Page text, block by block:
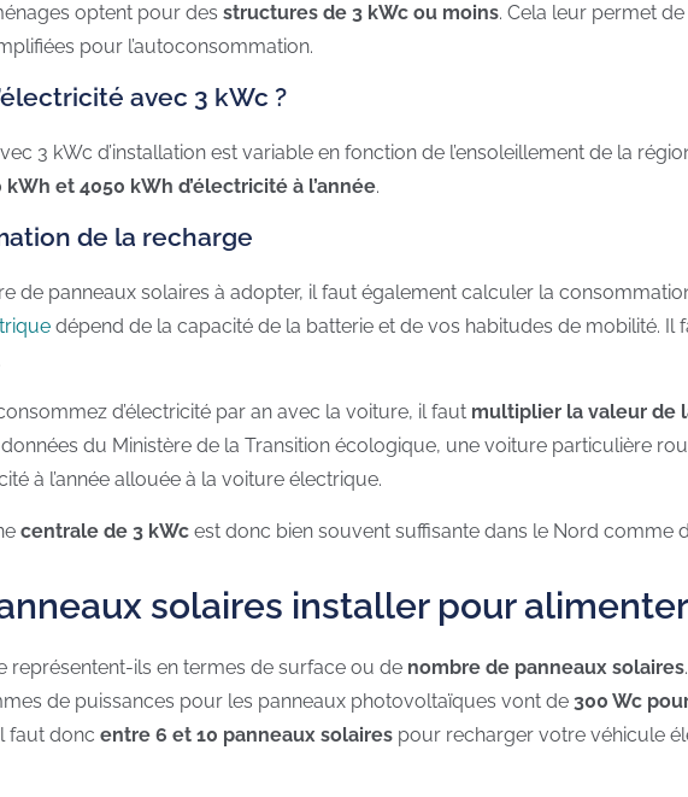
optent pour des structures de 3 kWc ou moins. Cela leur permet
pour l’autoconsommation.
avec 3 kWc ?
3 kWc d’installation est variable en fonction de l’ensoleillement de la
kWh et 4050 kWh d’électricité à l’année.
de la recharge
de panneaux solaires à adopter, il faut également calculer la
dépend de la capacité de la batterie et de vos habitudes de mobilité.
d’électricité par an avec la voiture, il faut multiplier la valeur de
données du Ministère de la Transition écologique, une voiture particulière
à l’année allouée à la voiture électrique.
centrale de 3 kWc est donc bien souvent suffisante dans le Nord comme
solaires installer pour
représentent-ils en termes de surface ou de nombre de panneaux solaires
de puissances pour les panneaux photovoltaïques vont de 300 Wc
faut donc entre 6 et 10 panneaux solaires pour recharger votre véhicule